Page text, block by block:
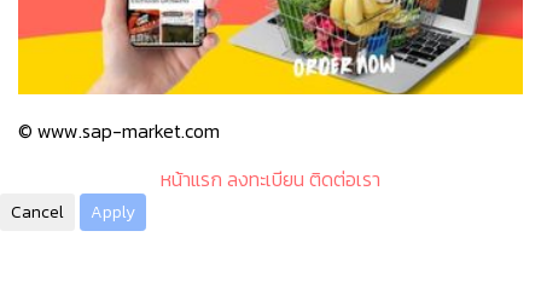
© www.sap-market.com
หน้าแรก ลงทะเบียน ติดต่อเรา
Cancel Apply